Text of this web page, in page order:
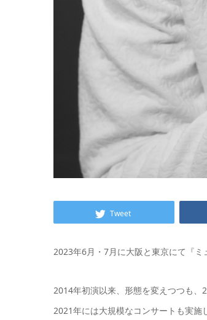
Tweet
2023年6月・7月に大阪と東京にて『ミ
2014年初演以来、形態を変えつつも、
2021年には大規模なコンサートも実